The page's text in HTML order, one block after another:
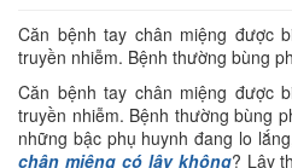
Căn bệnh tay chân miệng được
truyền nhiễm. Bệnh thường bùng
Căn bệnh tay chân miệng được
truyền nhiễm. Bệnh thường bùng
những bậc phụ huynh đang lo
chân miệng có lây không? Lây